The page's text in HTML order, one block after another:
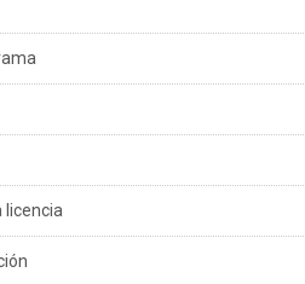
licencia